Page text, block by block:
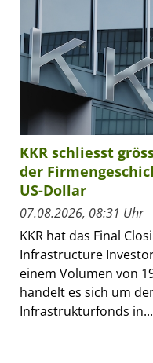
KKR schliesst
der
US-Dollar
07.08.2026, 08:31 Uhr
KKR hat das Final
Infrastructure
einem Volumen von
handelt es sich um
Infrastrukturfonds in...